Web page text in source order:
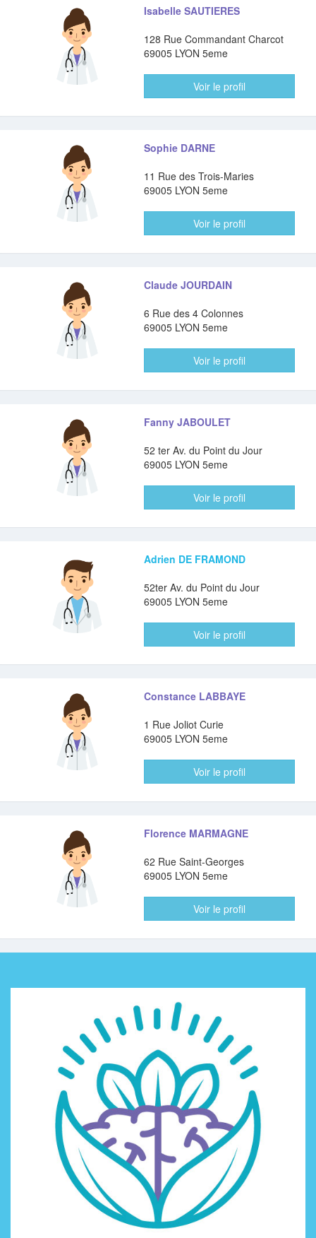
Isabelle SAUTIERES
128 Rue Commandant Charcot
69005 LYON 5eme
Voir le profil
Sophie DARNE
11 Rue des Trois-Maries
69005 LYON 5eme
Voir le profil
Claude JOURDAIN
6 Rue des 4 Colonnes
69005 LYON 5eme
Voir le profil
Fanny JABOULET
52 ter Av. du Point du Jour
69005 LYON 5eme
Voir le profil
Adrien DE FRAMOND
52ter Av. du Point du Jour
69005 LYON 5eme
Voir le profil
Constance LABBAYE
1 Rue Joliot Curie
69005 LYON 5eme
Voir le profil
Florence MARMAGNE
62 Rue Saint-Georges
69005 LYON 5eme
Voir le profil